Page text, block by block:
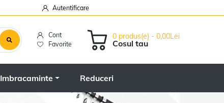
Autentificare
Cont
Favorite
Cosul tau
0 produs(e) - 0,00Lei
Imbracaminte Reduceri